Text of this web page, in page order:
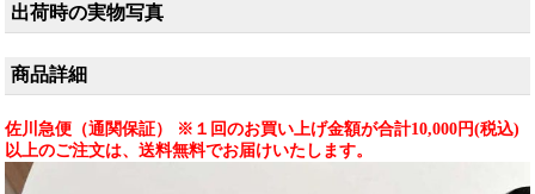
出荷時の実物写真
商品詳細
佐川急便（通関保証） ※１回のお買い上げ金額が合計10,000円(税込)
以上のご注文は、送料無料でお届けいたします。